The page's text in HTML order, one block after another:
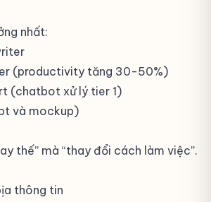
nhất:
(productivity tăng 30-50%)
(chatbot xử lý tier 1)
và mockup)
thế” mà “thay đổi cách làm việc”.
thông tin